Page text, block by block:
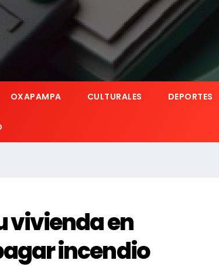
OXAPAMPA CULTURALES DEPORTES
vivienda en
incendio